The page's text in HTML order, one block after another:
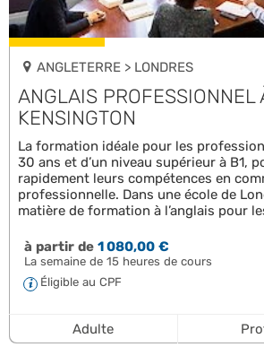
ANGLETERRE > LONDRES
ANGLAIS PROFESSIONNEL
KENSINGTON
La formation idéale pour les
30 ans et d’un niveau supérieur à B1,
rapidement leurs compétences en
professionnelle. Dans une école de
matière de formation à l’anglais pour
à partir de1 080,00 €
La semaine de 15 heures de cours
Éligible au CPF
Adulte